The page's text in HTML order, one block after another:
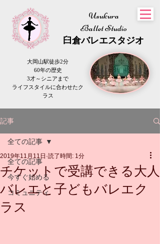
Usukura
Ballet Studio
​臼倉バレエスタジオ
大岡山駅徒歩2分
60年の歴史
3才～シニアまで
​ライフスタイルに合わせたク
ラス
記事
全ての記事
今すぐ始める
コミュニティ
全ての記事
チケットで受講できる大人
バレエと子どもバレエク
ラス
2019年11月11日 読了時間: 1分